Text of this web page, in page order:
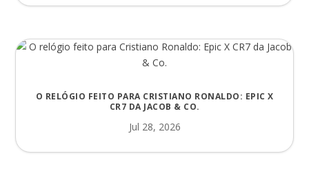
O RELÓGIO FEITO PARA CRISTIANO RONALDO: EPIC X
CR7 DA JACOB & CO.
Jul 28, 2026